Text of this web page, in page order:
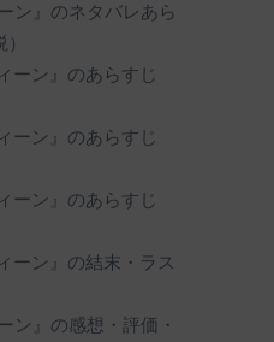
ン』のネタバレあら
ーン』のあらすじ
ーン』のあらすじ
ーン』のあらすじ
ーン』の結末・ラス
ン』の感想・評価・